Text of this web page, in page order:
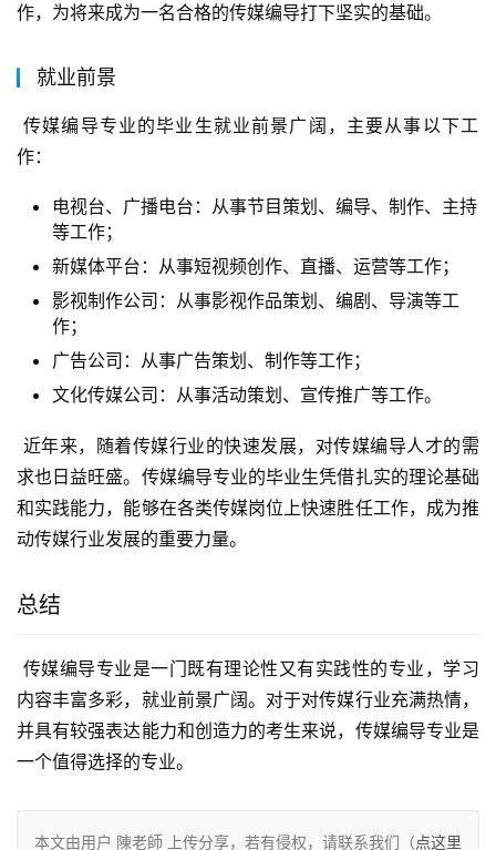
作，为将来成为一名合格的传媒编导打下坚实的基础。
就业前景
传媒编导专业的毕业生就业前景广阔，主要从事以下工
作：
电视台、广播电台：从事节目策划、编导、制作、主持
等工作；
新媒体平台：从事短视频创作、直播、运营等工作；
影视制作公司：从事影视作品策划、编剧、导演等工
作；
广告公司：从事广告策划、制作等工作；
文化传媒公司：从事活动策划、宣传推广等工作。
求也日益旺盛。传媒编导专业的毕业生凭借扎实的理论基础
和实践能力，能够在各类传媒岗位上快速胜任工作，成为推
动传媒行业发展的重要力量。
总结
内容丰富多彩，就业前景广阔。对于对传媒行业充满热情，
并具有较强表达能力和创造力的考生来说，传媒编导专业是
一个值得选择的专业。
本文由用户 陳老師 上传分享，若有侵权，请联系我们（点这里